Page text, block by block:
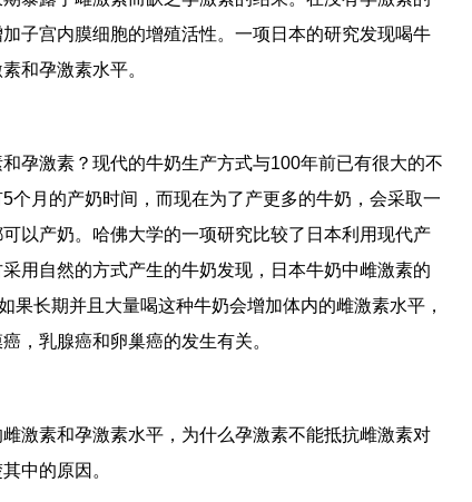
子宫内膜细胞的增殖活性。一项日本的研究发现喝牛
和孕激素水平。
孕激素？现代的牛奶生产方式与100年前已有很大的不
5个月的产奶时间，而现在为了产更多的牛奶，会采取一
以产奶。哈佛大学的一项研究比较了日本利用现代产
用自然的方式产生的牛奶发现，日本牛奶中雌激素的
果长期并且大量喝这种牛奶会增加体内的雌激素水平，
，乳腺癌和卵巢癌的发生有关。
激素和孕激素水平，为什么孕激素不能抵抗雌激素对
中的原因。